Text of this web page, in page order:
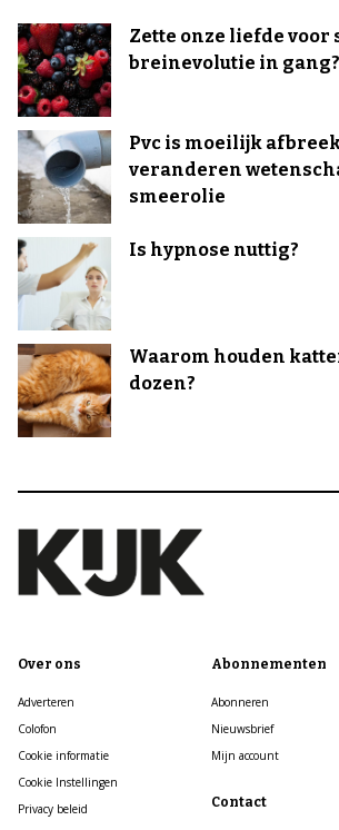
Zette onze liefde voor
breinevolutie in gang?
Pvc is moeilijk
veranderen
smeerolie
Is hypnose nuttig?
Waarom houden
dozen?
Over ons
Adverteren
Colofon
Cookie informatie
Cookie Instellingen
Privacy beleid
Abonnementen
Abonneren
Nieuwsbrief
Mijn account
Contact